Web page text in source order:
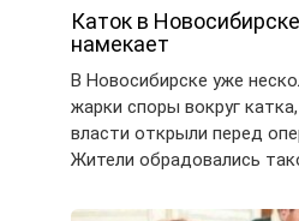
Каток в
намекает
В Новосибирске уже
жарки споры вокруг
власти открыли перед
Жители обрадовались